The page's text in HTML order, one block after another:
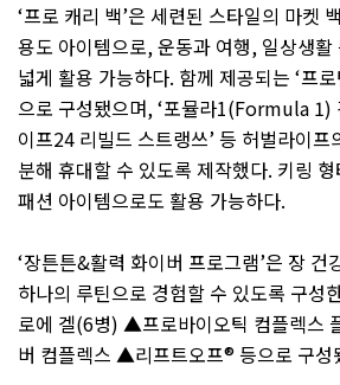
‘프로 캐리 백’은 세련된 스타일의 마켓
용도 아이템으로,운동과 여행, 일상생활
넓게 활용 가능하다. 함께 제공되는 ‘프
으로 구성됐으며, ‘포뮬라1(Formula 1)
이프24 리빌드 스트랭쓰’등 허벌라이프
분해 휴대할 수 있도록 제작했다. 키링
패션 아이템으로도 활용 가능하다.
‘장튼튼&활력 화이버 프로그램’은 장 건
하나의 루틴으로 경험할 수 있도록 구성
로에 겔(6병) ▲프로바이오틱 컴플렉스
버 컴플렉스 ▲리프트오프®등으로 구성